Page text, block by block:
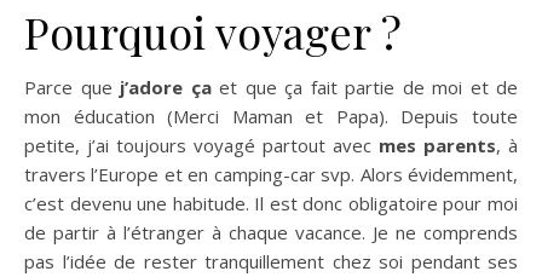
Pourquoi voyager ?
Parce que j’adore çaet que ça fait partie de moi et de
mon éducation (Merci Maman et Papa). Depuis toute
petite, j’ai toujours voyagé partout avec mes parents, à
travers l’Europe et en camping-car svp. Alors évidemment,
c’est devenu une habitude. Il est donc obligatoire pour moi
de partir à l’étranger à chaque vacance. Je ne comprends
pas l’idée de rester tranquillement chez soi pendant ses